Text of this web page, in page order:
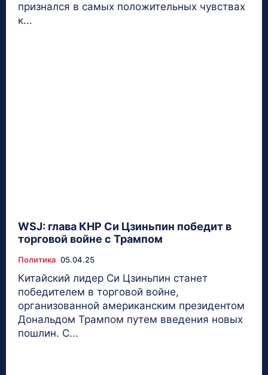
признался в самых положительных чувствах
к...
WSJ: глава КНР Си Цзиньпин победит в
торговой войне с Трампом
Политика 05.04.25
Китайский лидер Си Цзиньпин станет
победителем в торговой войне,
организованной американским президентом
Дональдом Трампом путем введения новых
пошлин. С...